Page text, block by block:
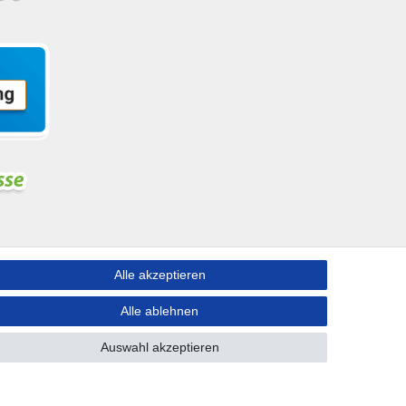
nach Deutschland!
Alle akzeptieren
Alle ablehnen
Auswahl akzeptieren